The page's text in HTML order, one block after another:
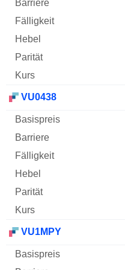
VU0438
VU1MPY